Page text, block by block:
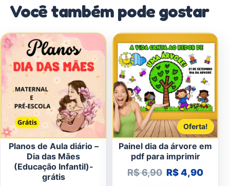
Você também pode gostar
Planos de Aula diário –
Dia das Mães
(Educação Infantil)-
grátis
Oferta!
Painel dia da árvore em
pdf para imprimir
R$6,90 O preço
R$4,90O